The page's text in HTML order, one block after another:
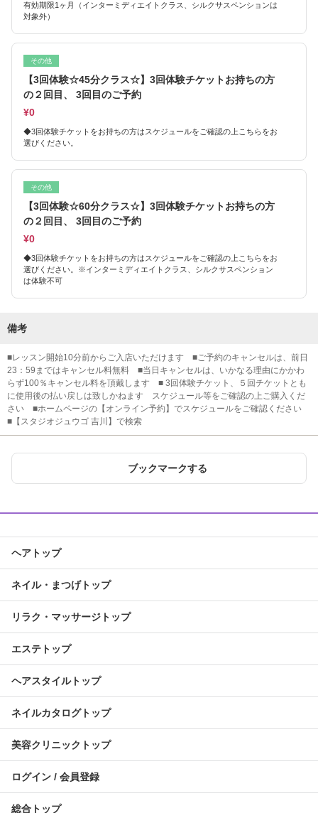
有効期限1ヶ月（インターミディエイトクラス、シルクサスペンションは
対象外）
その他
【3回体験☆45分クラス☆】3回体験チケットお持ちの方
の２回目、 3回目のご予約
¥0
◆3回体験チケットをお持ちの方はスケジュールをご確認の上こちらをお
選びください。
その他
【3回体験☆60分クラス☆】3回体験チケットお持ちの方
の２回目、 3回目のご予約
¥0
◆3回体験チケットをお持ちの方はスケジュールをご確認の上こちらをお
選びください。※インターミディエイトクラス、シルクサスペンション
は体験不可
備考
■レッスン開始10分前からご入店いただけます ■ご予約のキャンセルは、前日
23：59まではキャンセル料無料 ■当日キャンセルは、いかなる理由にかかわ
らず100％キャンセル料を頂戴します ■ 3回体験チケット、５回チケットとも
に使用後の払い戻しは致しかねます スケジュール等をご確認の上ご購入くだ
さい ■ホームページの【オンライン予約】でスケジュールをご確認ください
■【スタジオジュウゴ 吉川】で検索
ブックマークする
ヘアトップ
ネイル・まつげトップ
リラク・マッサージトップ
エステトップ
ヘアスタイルトップ
ネイルカタログトップ
美容クリニックトップ
ログイン / 会員登録
総合トップ